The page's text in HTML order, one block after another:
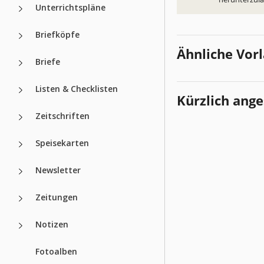
Unterrichtspläne
Briefköpfe
Briefe
Listen & Checklisten
Zeitschriften
Speisekarten
Newsletter
Zeitungen
Notizen
Fotoalben
Ähnliche
Kürzlich